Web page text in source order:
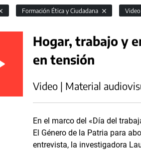
Formación Ética y Ciudadana Video
Hogar, trabajo y
en tensión
Video | Material
En el marco del «Día del
El Género de la Patria para
entrevista, la investigadora